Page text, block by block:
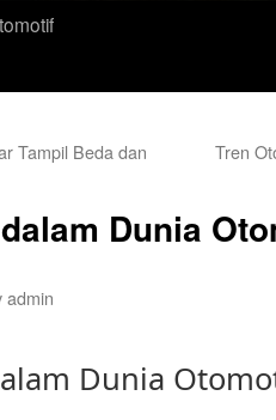
Tampil Beda dan
Tren
Dunia
admin
Dunia